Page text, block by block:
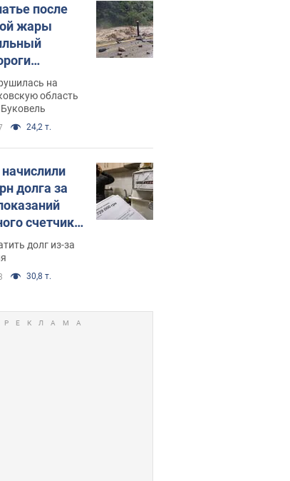
после
жары
в реки.
на
область
24,2 т.
долга за
счетчика:
решение
долг из-за
30,8 т.